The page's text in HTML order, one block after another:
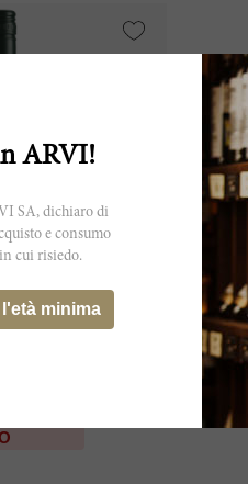
ARVI!
SA, dichiaro di
e consumo
cui risiedo.
minima